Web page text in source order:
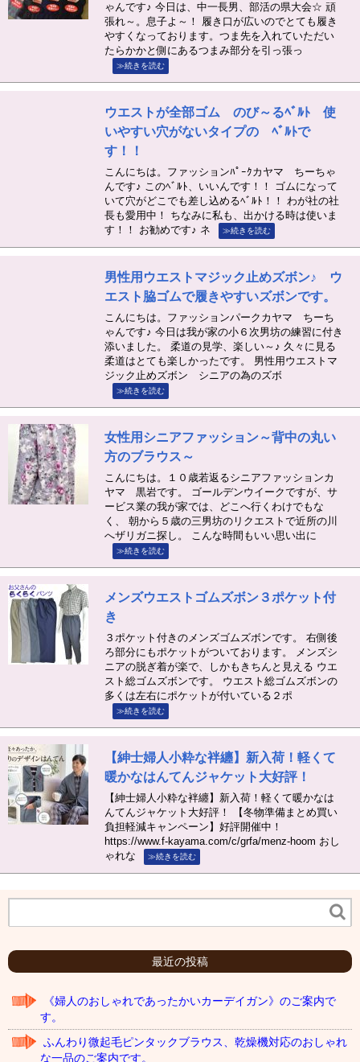
ゃんです♪ 今日は、中一長男、部活の県大会☆ 頑
張れ～。息子よ～！ 履き口が広いのでとても履き
やすくなっております。つま先を入れていただい
たらかかと側にあるつまみ部分を引っ張っ
≫続きを読む
ウエストが全部ゴム のび～るﾍﾞﾙﾄ 使
いやすい穴がないタイプの ﾍﾞﾙﾄで
す！！
こんにちは。ファッションﾊﾟｰｸカヤマ ちーちゃ
んです♪ このﾍﾞﾙﾄ、いいんです！！ ゴムになって
いて穴がどこでも差し込めるﾍﾞﾙﾄ！！ わが社の社
長も愛用中！ ちなみに私も、出かける時は使いま
す！！ お勧めです♪ ネ
≫続きを読む
男性用ウエストマジック止めズボン♪ ウ
エスト脇ゴムで履きやすいズボンです。
こんにちは。ファッションパークカヤマ ちーち
ゃんです♪ 今日は我が家の小６次男坊の練習に付き
添いました。 柔道の見学、楽しい～♪ 久々に見る
柔道はとても楽しかったです。 男性用ウエストマ
ジック止めズボン シニアの為のズボ
≫続きを読む
女性用シニアファッション～背中の丸い
方のブラウス～
こんにちは。１０歳若返るシニアファッションカ
ヤマ 黒岩です。 ゴールデンウイークですが、サ
ービス業の我が家では、どこへ行くわけでもな
く、 朝から５歳の三男坊のリクエストで近所の川
へザリガニ探し。 こんな時間もいい思い出に
≫続きを読む
メンズウエストゴムズボン３ポケット付
き
３ポケット付きのメンズゴムズボンです。 右側後
ろ部分にもポケットがついております。 メンズシ
ニアの脱ぎ着が楽で、しかもきちんと見える ウエ
スト総ゴムズボンです。 ウエスト総ゴムズボンの
多くは左右にポケットが付いている２ポ
≫続きを読む
【紳士婦人小粋な袢纏】新入荷！軽くて
暖かなはんてんジャケット大好評！
【紳士婦人小粋な袢纏】新入荷！軽くて暖かなは
んてんジャケット大好評！ 【冬物準備まとめ買い
負担軽減キャンペーン】好評開催中！
https://www.f-kayama.com/c/grfa/menz-hoom おし
ゃれな
≫続きを読む
最近の投稿
《婦人のおしゃれであったかいカーデイガン》のご案内で
す。
ふんわり微起毛ピンタックブラウス、乾燥機対応のおしゃれ
な一品のご案内です。